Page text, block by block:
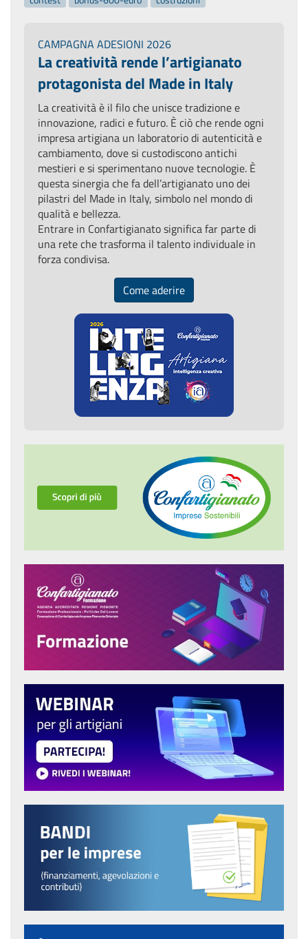
CAMPAGNA ADESIONI 2026
La creatività rende l’artigianato
protagonista del Made in Italy
La creatività è il filo che unisce tradizione e
innovazione, radici e futuro. È ciò che rende ogni
impresa artigiana un laboratorio di autenticità e
cambiamento, dove si custodiscono antichi
mestieri e si sperimentano nuove tecnologie. È
questa sinergia che fa dell’artigianato uno dei
pilastri del Made in Italy, simbolo nel mondo di
qualità e bellezza.
Entrare in Confartigianato significa far parte di
una rete che trasforma il talento individuale in
forza condivisa.
Come aderire